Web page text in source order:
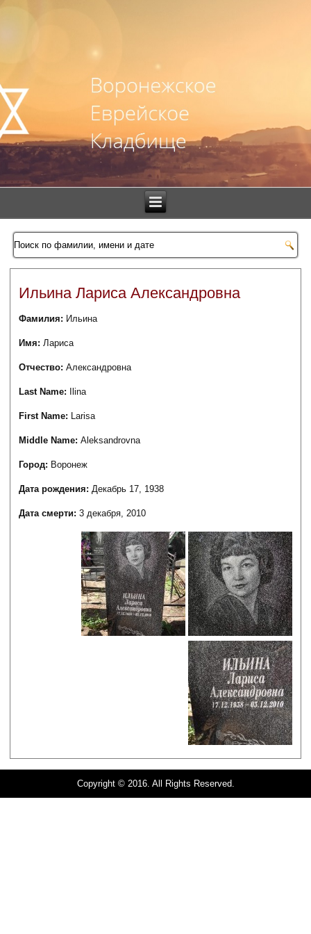
Ильина Лариса Александровна
Фамилия: Ильина
Имя:Лариса
Отчество:Александровна
Last Name: Ilina
First Name: Larisa
Middle Name:Aleksandrovna
Город: Воронеж
Дата рождения:Декабрь 17, 1938
Дата смерти:3 декабря, 2010
Copyright © 2016. All Rights Reserved.